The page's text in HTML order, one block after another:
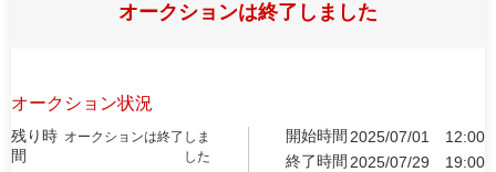
オークションは終了しました
オークション状況
残り時
間
オークションは終了しま
した
開始時間 2025/07/01
12:00
終了時間 2025/07/29
19:00